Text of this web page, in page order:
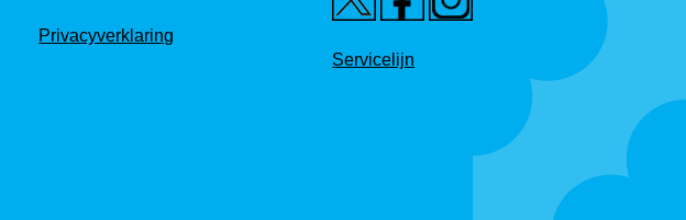
Privacyverklaring
Servicelijn